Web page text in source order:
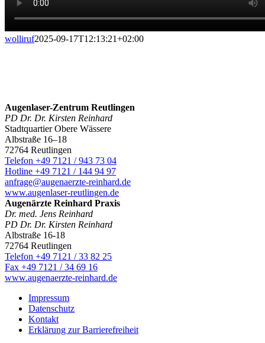
wolliruf2025-09-17T12:13:21+02:00
Augenlaser-Zentrum Reutlingen
PD Dr. Dr. Kirsten Reinhard
Stadtquartier Obere Wässere
Albstraße 16–18
72764 Reutlingen
Telefon +49 7121 / 943 73 04
Hotline +49 7121 / 144 94 97
anfrage@augenaerzte-reinhard.de
www.augenlaser-reutlingen.de
Augenärzte Reinhard Praxis
Dr. med. Jens Reinhard
PD Dr. Dr. Kirsten Reinhard
Albstraße 16-18
72764 Reutlingen
Telefon +49 7121 / 33 82 25
Fax +49 7121 / 34 69 16
www.augenaerzte-reinhard.de
Impressum
Datenschutz
Kontakt
Erklärung zur Barrierefreiheit